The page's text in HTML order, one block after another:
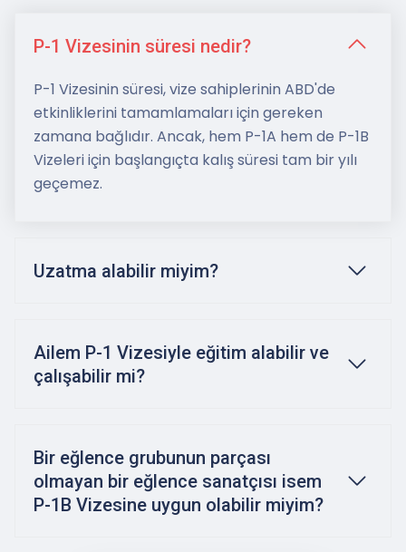
P-1 Vizesinin süresi nedir?
P-1 Vizesinin süresi, vize sahiplerinin ABD'de
etkinliklerini tamamlamaları için gereken
zamana bağlıdır. Ancak, hem P-1A hem de P-1B
Vizeleri için başlangıçta kalış süresi tam bir yılı
geçemez.
Uzatma alabilir miyim?
Ailem P-1 Vizesiyle eğitim alabilir ve
çalışabilir mi?
Bir eğlence grubunun parçası
olmayan bir eğlence sanatçısı isem
P-1B Vizesine uygun olabilir miyim?